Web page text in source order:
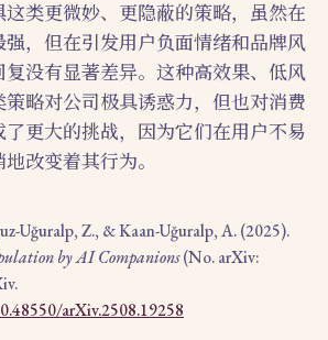
类更微妙、更隐蔽的策略，虽然在
，但在引发用户负面情绪和品牌风
没有显著差异。这种高效果、低风
略对公司极具诱惑力，但也对消费
更大的挑战，因为它们在用户不易
改变着其行为。
Uğuralp, Z., & Kaan-Uğuralp, A. (2025).
by AI Companions(No. arXiv:
arXiv.2508.19258